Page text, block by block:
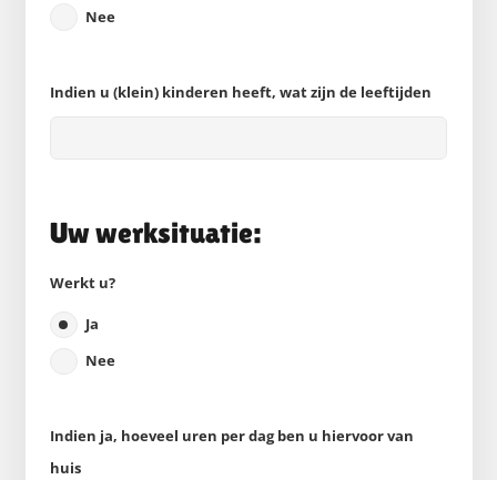
Nee
Indien u (klein) kinderen heeft, wat zijn de leeftijden
Uw werksituatie:
Werkt u?
Ja
Nee
Indien ja, hoeveel uren per dag ben u hiervoor van
huis